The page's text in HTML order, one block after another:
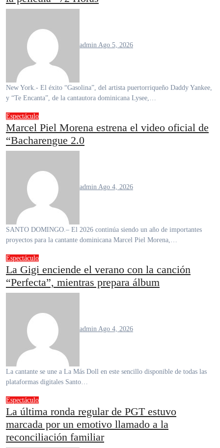
admin Ago 5, 2026
New York.- El éxito “Gasolina”, del artista puertorriqueño Daddy Yankee,
y “Te Encanta”, de la cantautora dominicana Lysee,…
Espectáculo
Marcel Piel Morena estrena el video oficial de
“Bacharengue 2.0
admin Ago 4, 2026
SANTO DOMINGO.– El 2026 continúa siendo un año de importantes
proyectos para la cantante dominicana Marcel Piel Morena,…
Espectáculo
La Gigi enciende el verano con la canción
“Perfecta”, mientras prepara álbum
admin Ago 4, 2026
La cantante se une a La Más Doll en este sencillo disponible de todas las
plataformas digitales Santo…
Espectáculo
La última ronda regular de PGT estuvo
marcada por un emotivo llamado a la
reconciliación familiar